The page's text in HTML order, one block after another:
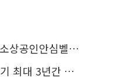
하
기
하
기
안심벨' 신청하세요
대여…삶의 질 높인다